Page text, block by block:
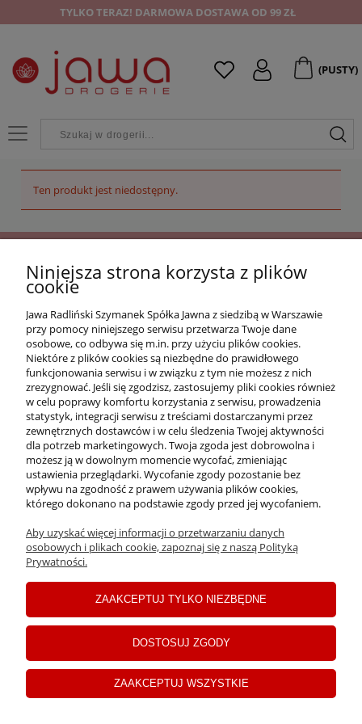
TYLKO TERAZ! DARMOWA DOSTAWA OD 99 ZŁ
(PUSTY)
Ten produkt jest niedostępny.
OFERTA
O NAS
INFORMACJE
PŁATNOŚCI I DOSTAWA
MOJE KONTO
Copyrights ©2024 Drogerie Jawa
Sklep internetowy Shoper Premium
Niniejsza strona korzysta z plików
cookie
Jawa Radliński Szymanek Spółka Jawna z siedzibą w Warszawie
przy pomocy niniejszego serwisu przetwarza Twoje dane
osobowe, co odbywa się m.in. przy użyciu plików cookies.
Niektóre z plików cookies są niezbędne do prawidłowego
funkcjonowania serwisu i w związku z tym nie możesz z nich
zrezygnować. Jeśli się zgodzisz, zastosujemy pliki cookies również
w celu poprawy komfortu korzystania z serwisu, prowadzenia
statystyk, integracji serwisu z treściami dostarczanymi przez
zewnętrznych dostawców i w celu śledzenia Twojej aktywności
dla potrzeb marketingowych. Twoja zgoda jest dobrowolna i
możesz ją w dowolnym momencie wycofać, zmieniając
ustawienia przeglądarki. Wycofanie zgody pozostanie bez
wpływu na zgodność z prawem używania plików cookies,
którego dokonano na podstawie zgody przed jej wycofaniem.
Aby uzyskać więcej informacji o przetwarzaniu danych
osobowych i plikach cookie, zapoznaj się z naszą Polityką
Prywatności.
ZAAKCEPTUJ TYLKO NIEZBĘDNE
DOSTOSUJ ZGODY
ZAAKCEPTUJ WSZYSTKIE